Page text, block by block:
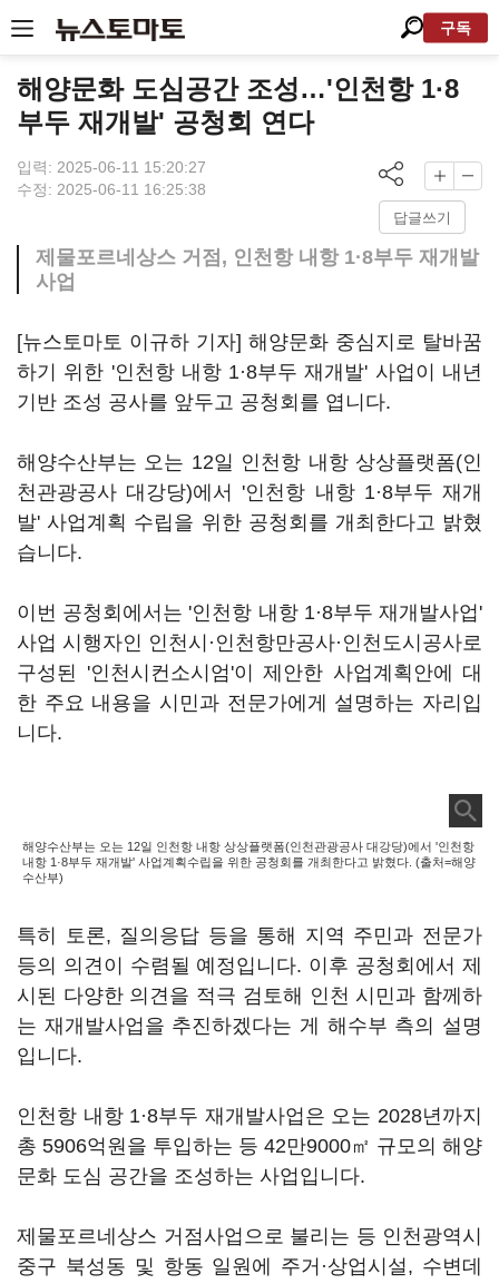
구독
해양문화 도심공간 조성…'인천항 1·8
부두 재개발' 공청회 연다
입력: 2025-06-11 15:20:27
수정: 2025-06-11 16:25:38
답글쓰기
제물포르네상스 거점, 인천항 내항 1·8부두 재개발
사업
[뉴스토마토 이규하 기자] 해양문화 중심지로 탈바꿈
하기 위한 '인천항 내항 1·8부두 재개발' 사업이 내년
기반 조성 공사를 앞두고 공청회를 엽니다.
해양수산부는 오는 12일 인천항 내항 상상플랫폼(인
천관광공사 대강당)에서 '인천항 내항 1·8부두 재개
발' 사업계획 수립을 위한 공청회를 개최한다고 밝혔
습니다.
이번 공청회에서는 '인천항 내항 1·8부두 재개발사업'
사업 시행자인 인천시·인천항만공사·인천도시공사로
구성된 '인천시컨소시엄'이 제안한 사업계획안에 대
한 주요 내용을 시민과 전문가에게 설명하는 자리입
니다.
해양수산부는 오는 12일 인천항 내항 상상플랫폼(인천관광공사 대강당)에서 '인천항
내항 1·8부두 재개발' 사업계획수립을 위한 공청회를 개최한다고 밝혔다. (출처=해양
수산부)
특히 토론, 질의응답 등을 통해 지역 주민과 전문가
등의 의견이 수렴될 예정입니다. 이후 공청회에서 제
시된 다양한 의견을 적극 검토해 인천 시민과 함께하
는 재개발사업을 추진하겠다는 게 해수부 측의 설명
입니다.
인천항 내항 1·8부두 재개발사업은 오는 2028년까지
총 5906억원을 투입하는 등 42만9000㎡ 규모의 해양
문화 도심 공간을 조성하는 사업입니다.
제물포르네상스 거점사업으로 불리는 등 인천광역시
중구 북성동 및 항동 일원에 주거·상업시설, 수변데